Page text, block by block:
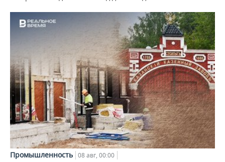
Промышленность 08 авг, 00:00